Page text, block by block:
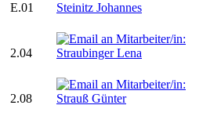
E.01
2.04
2.08